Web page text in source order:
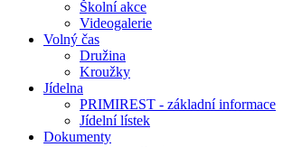
Školní akce
Videogalerie
Volný čas
Družina
Kroužky
Jídelna
PRIMIREST - základní informace
Jídelní lístek
Dokumenty